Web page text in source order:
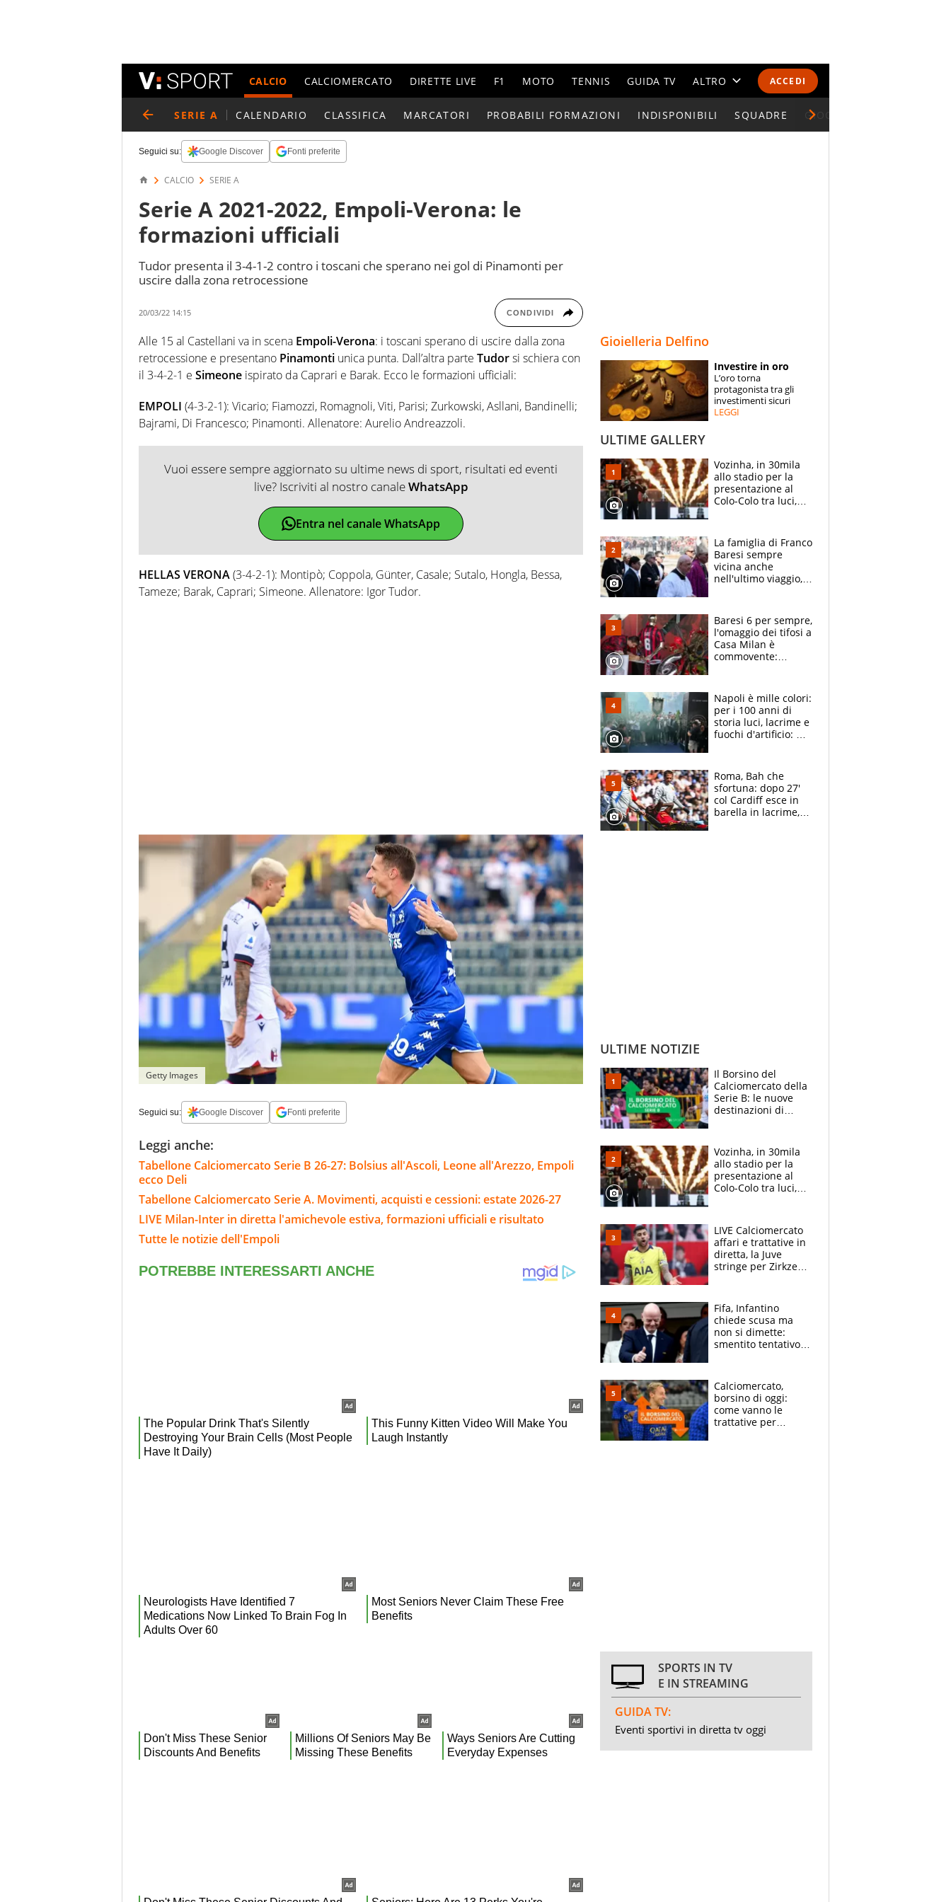
ACCEDI
CALCIO CALCIOMERCATO DIRETTE LIVE F1 MOTO TENNIS GUIDA TV ALTRO
CALENDARI E CLASSIFICHE
ESPERTI
CONTATTI
SERIE A CALENDARIO CLASSIFICA MARCATORI PROBABILI FORMAZIONI INDISPONIBILI SQUADRE GIOCATORI SERIE A
Seguici su: Google Discover Fonti preferite
CALCIO SERIE A
Serie A 2021-2022, Empoli-Verona: le
formazioni ufficiali
Tudor presenta il 3-4-1-2 contro i toscani che sperano nei gol di Pinamonti per
uscire dalla zona retrocessione
20/03/22 14:15 CONDIVIDI
Alle 15 al Castellani va in scena Empoli-Verona: i toscani sperano di uscire dalla zona
retrocessione e presentano Pinamonti unica punta. Dall’altra parte Tudorsi schiera con
il 3-4-2-1 e Simeone ispirato da Caprari e Barak. Ecco le formazioni ufficiali:
EMPOLI (4-3-2-1): Vicario; Fiamozzi, Romagnoli, Viti, Parisi; Zurkowski, Asllani, Bandinelli;
Bajrami, Di Francesco; Pinamonti. Allenatore: Aurelio Andreazzoli.
Vuoi essere sempre aggiornato su ultime news di sport, risultati ed eventi
live? Iscriviti al nostro canaleWhatsApp
Entra nel canale WhatsApp
HELLAS VERONA(3-4-2-1): Montipò; Coppola, Günter, Casale; Sutalo, Hongla, Bessa,
Tameze; Barak, Caprari; Simeone. Allenatore: Igor Tudor.
Getty Images
Seguici su: Google Discover Fonti preferite
Leggi anche:
Tabellone Calciomercato Serie B 26-27: Bolsius all'Ascoli, Leone all'Arezzo, Empoli
ecco Deli
Tabellone Calciomercato Serie A. Movimenti, acquisti e cessioni: estate 2026-27
LIVE Milan-Inter in diretta l'amichevole estiva, formazioni ufficiali e risultato
Tutte le notizie dell'Empoli
Gioielleria Delfino
Investire in oro
L’oro torna
protagonista tra gli
investimenti sicuri
LEGGI
ULTIME GALLERY
Vozinha, in 30mila
allo stadio per la
presentazione al
Colo-Colo tra luci,
La famiglia di Franco
Baresi sempre
vicina anche
nell'ultimo viaggio,
circondati
dall'affetto dei tifosi
Baresi 6 per sempre,
l'omaggio dei tifosi a
Casa Milan è
commovente:
bigliettini
Napoli è mille colori:
per i 100 anni di
storia luci, lacrime e
fuochi d'artificio: De
Roma, Bah che
sfortuna: dopo 27'
col Cardiff esce in
barella in lacrime,
ULTIME NOTIZIE
Il Borsino del
Calciomercato della
Serie B: le nuove
destinazioni di
Vozinha, in 30mila
allo stadio per la
presentazione al
Colo-Colo tra luci,
LIVE Calciomercato
affari e trattative in
diretta, la Juve
stringe per Zirkzee,
Napoli-Lukaku
Fifa, Infantino
chiede scusa ma
non si dimette:
smentito tentativo di
Calciomercato,
borsino di oggi:
come vanno le
trattative per
SPORTS IN TV
E IN STREAMING
GUIDA TV:
Eventi sportivi in diretta tv oggi